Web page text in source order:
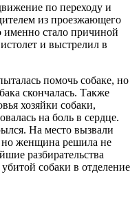
по переходу и
из проезжающего
именно стало причиной
и выстрелил в
помочь собаке, но
скончалась. Также
хозяйки собаки,
на боль в сердце.
На место вызвали
но женщина решила не
разбирательства
собаки в отделение